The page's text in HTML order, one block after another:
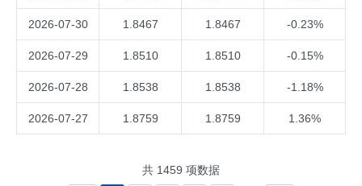
2026-07-30 1.8467 1.8467 -0.23%
2026-07-29 1.8510 1.8510 -0.15%
2026-07-28 1.8538 1.8538 -1.18%
2026-07-27 1.8759 1.8759 1.36%
共 1459 项数据